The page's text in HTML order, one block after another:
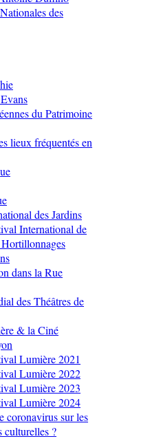
des
du Patrimoine
lieux fréquentés en
des Jardins
International de
dans la Rue
des Théâtres de
& la Ciné
Lumière 2021
Lumière 2022
Lumière 2023
Lumière 2024
coronavirus sur les
culturelles ?